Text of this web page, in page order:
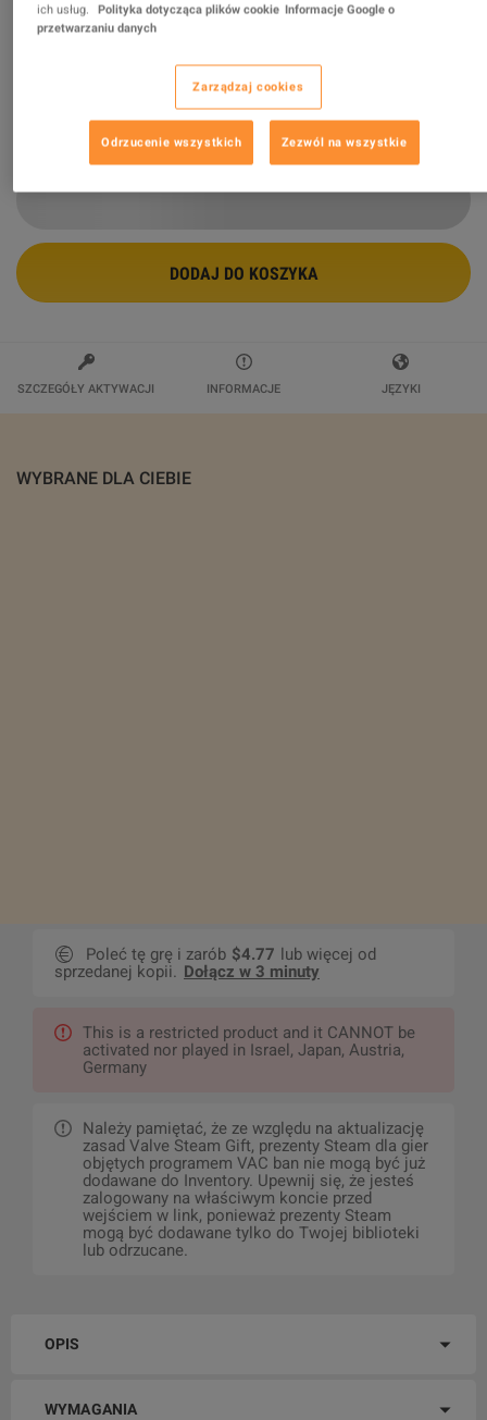
Sprzedawca PixelVault
99.66
$95.32
2 WIĘCEJ OFERT DOSTĘPNYCH OD
DODAJ DO KOSZYKA
SZCZEGÓŁY AKTYWACJI INFORMACJE JĘZYKI
WYBRANE DLA CIEBIE
Poleć tę grę i zarób $4.77 lub więcej od
sprzedanej kopii. Dołącz w 3 minuty
This is a restricted product and it CANNOT be
activated nor played in Israel, Japan, Austria,
Germany
Należy pamiętać, że ze względu na aktualizację
zasad Valve Steam Gift, prezenty Steam dla gier
objętych programem VAC ban nie mogą być już
dodawane do Inventory. Upewnij się, że jesteś
zalogowany na właściwym koncie przed
wejściem w link, ponieważ prezenty Steam
mogą być dodawane tylko do Twojej biblioteki
lub odrzucane.
OPIS
WYMAGANIA
ich usług.
Polityka dotycząca plików cookie Informacje Google o
przetwarzaniu danych
Zarządzaj cookies
Odrzucenie wszystkich Zezwól na wszystkie